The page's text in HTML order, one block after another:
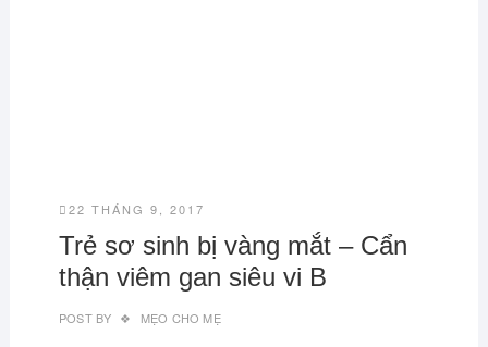
22 THÁNG 9, 2017
Trẻ sơ sinh bị vàng mắt – Cẩn
thận viêm gan siêu vi B
POST BY MẸO CHO MẸ